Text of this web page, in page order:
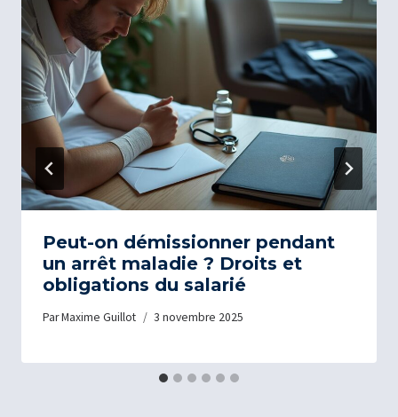
Peut-on démissionner pendant
un arrêt maladie ? Droits et
obligations du salarié
ParMaxime Guillot 3 novembre 2025